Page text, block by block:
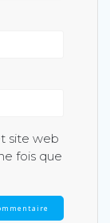
site web
fois que